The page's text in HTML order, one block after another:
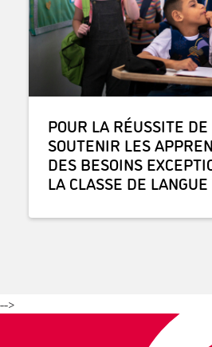
POUR LA RÉUSSITE DE
SOUTENIR LES
DES BESOINS
LA CLASSE DE LANGUE
-->